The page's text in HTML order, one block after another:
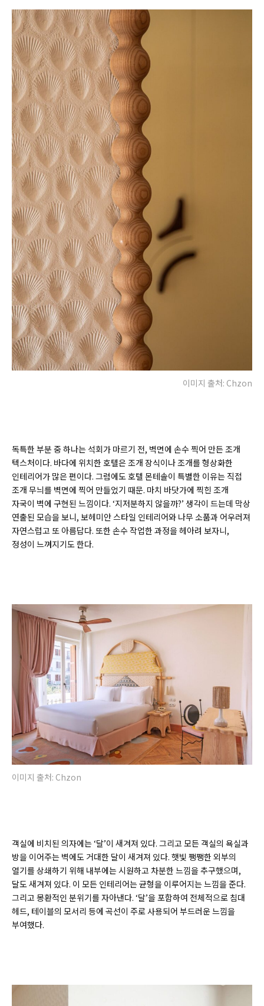
이미지 출처: Chzon
독특한 부분 중 하나는 석회가 마르기 전, 벽면에 손수 찍어 만든 조개
텍스처이다. 바다에 위치한 호텔은 조개 장식이나 조개를 형상화한
인테리어가 많은 편이다. 그럼에도 호텔 몬테솔이 특별한 이유는 직접
조개 무늬를 벽면에 찍어 만들었기 때문. 마치 바닷가에 찍힌 조개
자국이 벽에 구현된 느낌이다. ‘지저분하지 않을까?’ 생각이 드는데 막상
연출된 모습을 보니, 보헤미안 스타일 인테리어와 나무 소품과 어우러져
자연스럽고 또 아름답다. 또한 손수 작업한 과정을 헤아려 보자니,
정성이 느껴지기도 한다.
이미지 출처: Chzon
객실에 비치된 의자에는 ‘달’이 새겨져 있다. 그리고 모든 객실의 욕실과
방을 이어주는 벽에도 거대한 달이 새겨져 있다. 햇빛 쨍쨍한 외부의
열기를 상쇄하기 위해 내부에는 시원하고 차분한 느낌을 추구했으며,
달도 새겨져 있다. 이 모든 인테리어는 균형을 이루어지는 느낌을 준다.
그리고 몽환적인 분위기를 자아낸다. ‘달’을 포함하여 전체적으로 침대
헤드, 테이블의 모서리 등에 곡선이 주로 사용되어 부드러운 느낌을
부여했다.